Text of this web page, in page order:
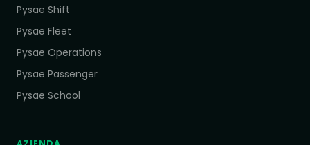
Pysae Shift
Pysae Fleet
Pysae Operations
Pysae Passenger
Pysae School